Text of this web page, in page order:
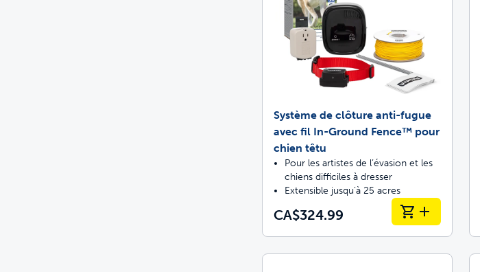
Système de clôture anti-fugue
avec fil In-Ground Fence™ pour
chien têtu
Pour les artistes de l’évasion et les
chiens difficiles à dresser
Extensible jusqu’à 25 acres
CA$324.99